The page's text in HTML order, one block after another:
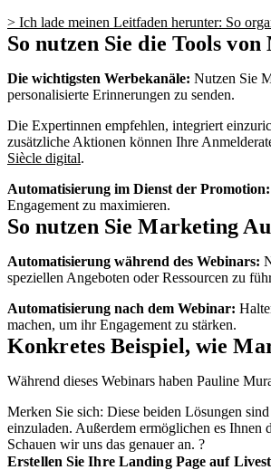
> Ich lade meinen Leitfaden herunter: So
So nutzen Sie die Tools
Die wichtigsten Werbekanäle: Nutzen Sie
personalisierte Erinnerungen zu senden.
Die Expertinnen empfehlen, integriert
zusätzliche Aktionen können Ihre
Siècle digital.
Automatisierung im Dienst der Promotion:
Engagement zu maximieren.
So nutzen Sie Marketing
Automatisierung während des Webinars:
speziellen Angeboten oder Ressourcen zu
Automatisierung nach dem Webinar:
machen, um ihr Engagement zu stärken.
Konkretes Beispiel, wie
Während dieses Webinars haben Pauline
Merken Sie sich: Diese beiden Lösungen
einzuladen. Außerdem ermöglichen es Ihnen
Schauen wir uns das genauer an. ?
Erstellen Sie Ihre Landing Page auf